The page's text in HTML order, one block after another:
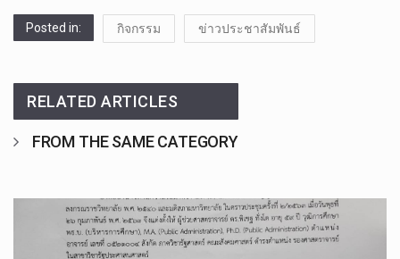
Posted in: กิจกรรม ข่าวประชาสัมพันธ์
RELATED ARTICLES
FROM THE SAME CATEGORY